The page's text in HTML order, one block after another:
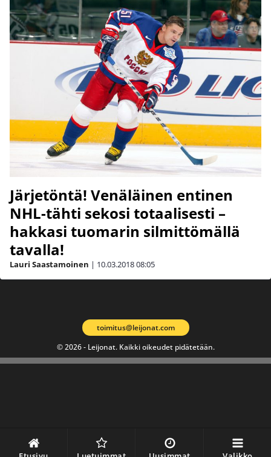
Järjetöntä! Venäläinen entinen
NHL-tähti sekosi totaalisesti –
hakkasi tuomarin silmittömällä
tavalla!
Lauri Saastamoinen | 10.03.201808:05
© 2026 - Leijonat. Kaikki oikeudet pidätetään.
toimitus@leijonat.com